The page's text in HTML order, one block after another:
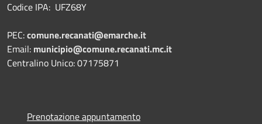
Codice IPA: UFZ68Y
PEC:comune.recanati@emarche.it
Email: municipio@comune.recanati.mc.it
Centralino Unico: 07175871
Prenotazione appuntamento